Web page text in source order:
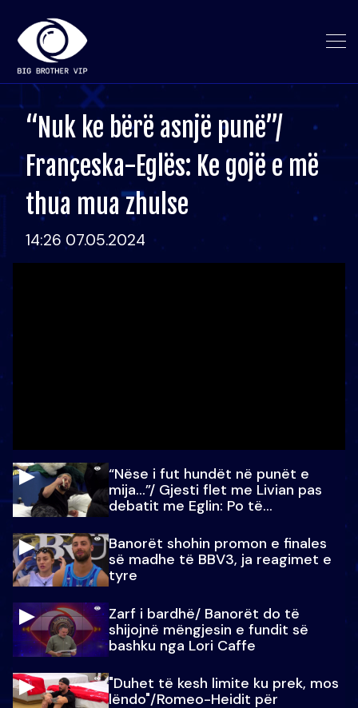
“Nuk ke bërë asnjë punë”/
Françeska-Eglës: Ke gojë e më
thua mua zhulse
14:26 07.05.2024
“Nëse i fut hundët në punët e
mija…”/ Gjesti flet me Livian pas
debatit me Eglin: Po të
Banorët shohin promon e finales
së madhe të BBV3, ja reagimet e
tyre
Zarf i bardhë/ Banorët do të
shijojnë mëngjesin e fundit së
bashku nga Lori Caffe
"Duhet të kesh limite ku prek, mos
lëndo"/Romeo-Heidit për